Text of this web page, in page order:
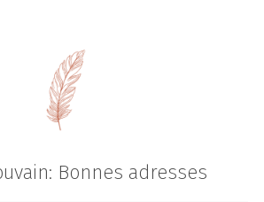
Bonnes adresses